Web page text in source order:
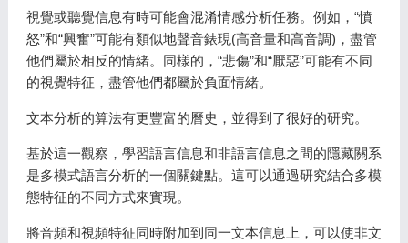
視覺或聽覺信息有時可能會混淆情感分析任務。例如，“憤
怒”和“興奮”可能有類似地聲音錶現(高音量和高音調)，盡管
他們屬於相反的情緒。同樣的，“悲傷”和“厭惡”可能有不同
的視覺特征，盡管他們都屬於負面情緒。
文本分析的算法有更豐富的曆史，並得到了很好的研究。
基於這一觀察，學習語言信息和非語言信息之間的隱藏關系
是多模式語言分析的一個關鍵點。這可以通過研究結合多模
態特征的不同方式來實現。
將音頻和視頻特征同時附加到同一文本信息上，可以使非文